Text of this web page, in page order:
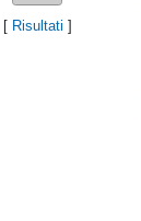
[ Risultati ]